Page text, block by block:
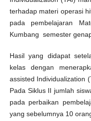
terhadap materi operasi
pada pembelajaran
Kumbang semester
Hasil yang didapat
kelas dengan
assisted Individualization
Pada Siklus II jumlah
pada perbaikan
yang sebelumnya 10